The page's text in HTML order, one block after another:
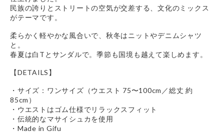
民族の誇りとストリートの空気が交差する、文化のミックス
がテーマです。
柔らかく軽やかな風合いで、秋冬はニットやデニムシャツ
と。
春夏は白Tとサンダルで。季節も国境も越えて楽しめます。
【DETAILS】
・サイズ：ワンサイズ（ウエスト 75〜100cm／総丈 約
85cm）
・ウエストはゴム仕様でリラックスフィット
・伝統的なマサイシュカを使用
・Made in Gifu